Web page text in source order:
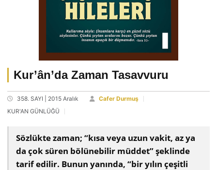
Kur’ân’da Zaman Tasavvuru
358. SAYI | 2015 Aralık
Cafer Durmuş
KUR'AN GÜNLÜĞÜ
Sözlükte zaman; “kısa veya uzun vakit, az ya
da çok süren bölünebilir müddet” şeklinde
tarif edilir. Bunun yanında, “bir yılın çeşitli